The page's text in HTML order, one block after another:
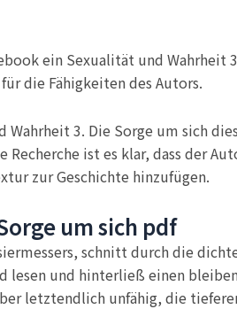
ein Sexualität und
die Fähigkeiten des Autors.
3. Die Sorge um sich
Recherche ist es klar, dass der
zur Geschichte hinzufügen.
um sich pdf
schnitt durch die
lesen und hinterließ einen
letztendlich unfähig, die